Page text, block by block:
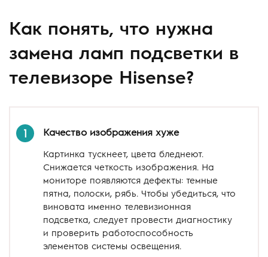
Как понять, что нужна
замена ламп подсветки в
телевизоре Hisense?
1 Качество изображения хуже
Картинка тускнеет, цвета бледнеют.
Снижается четкость изображения. На
мониторе появляются дефекты: темные
пятна, полоски, рябь. Чтобы убедиться, что
виновата именно телевизионная
подсветка, следует провести диагностику
и проверить работоспособность
элементов системы освещения.